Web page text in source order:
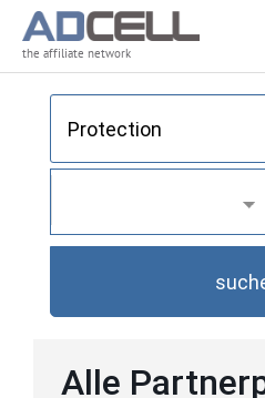
the affiliate network
Alle